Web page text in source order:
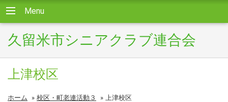
Menu
久留米市シニアクラブ連合会
上津校区
ホーム » 校区・町老連活動３ » 上津校区